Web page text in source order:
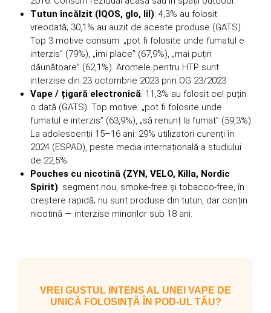
Tutun încălzit (IQOS, glo, lil): 4,3% au folosit
vreodată; 30,1% au auzit de aceste produse (GATS).
Top 3 motive consum: „pot fi folosite unde fumatul e
interzis” (79%), „îmi place” (67,9%), „mai puțin
dăunătoare” (62,1%). Aromele pentru HTP sunt
interzise din 23 octombrie 2023 prin OG 23/2023.
Vape / țigară electronică: 11,3% au folosit cel puțin
o dată (GATS). Top motive: „pot fi folosite unde
fumatul e interzis” (63,9%), „să renunț la fumat” (59,3%).
La adolescenții 15–16 ani: 29% utilizatori curenți în
2024 (ESPAD), peste media internațională a studiului
de 22,5%.
Pouches cu nicotină (ZYN, VELO, Killa, Nordic
Spirit): segment nou, smoke-free și tobacco-free, în
creștere rapidă; nu sunt produse din tutun, dar conțin
nicotină — interzise minorilor sub 18 ani.
VREI GUSTUL INTENS AL UNEI VAPE DE
UNICĂ FOLOSINȚĂ ÎN POD-UL TĂU?